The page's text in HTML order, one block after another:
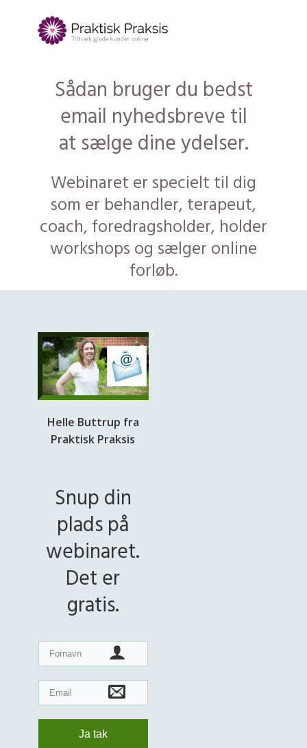
Sådan bruger du bedst
email nyhedsbreve til
at sælge dine ydelser.
Webinaret er specielt til dig
som er behandler, terapeut,
coach, foredragsholder, holder
workshops og sælger online
forløb.​
Helle Buttrup fra
Praktisk Praksis
Snup din
plads på
webinaret.
Det er
gratis.
Ja tak